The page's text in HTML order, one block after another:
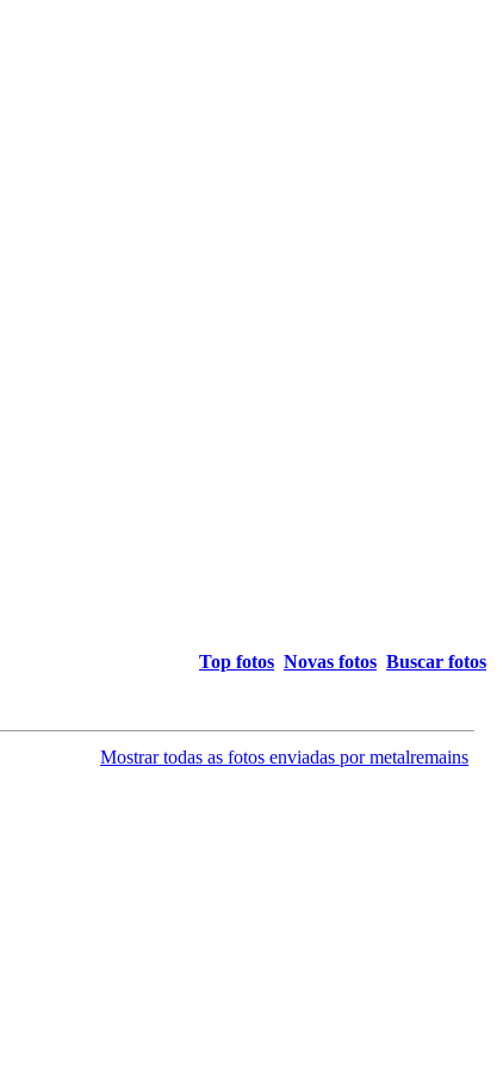
Top fotos Novas fotos Buscar fotos
Mostrar todas as fotos enviadas por metalremains